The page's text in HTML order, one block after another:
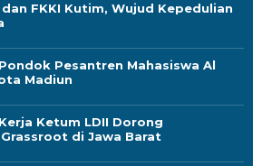
dan FKKI Kutim, Wujud Kepedulian
Pesantren Mahasiswa Al
Madiun
Ketum LDII Dorong
di Jawa Barat